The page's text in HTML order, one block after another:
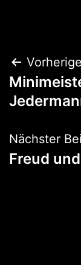
Nächster
Freud